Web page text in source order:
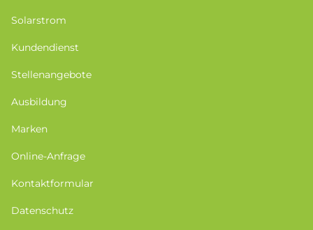
Solarstrom
Kundendienst
Stellenangebote
Ausbildung
Marken
Online-Anfrage
Kontaktformular
Datenschutz